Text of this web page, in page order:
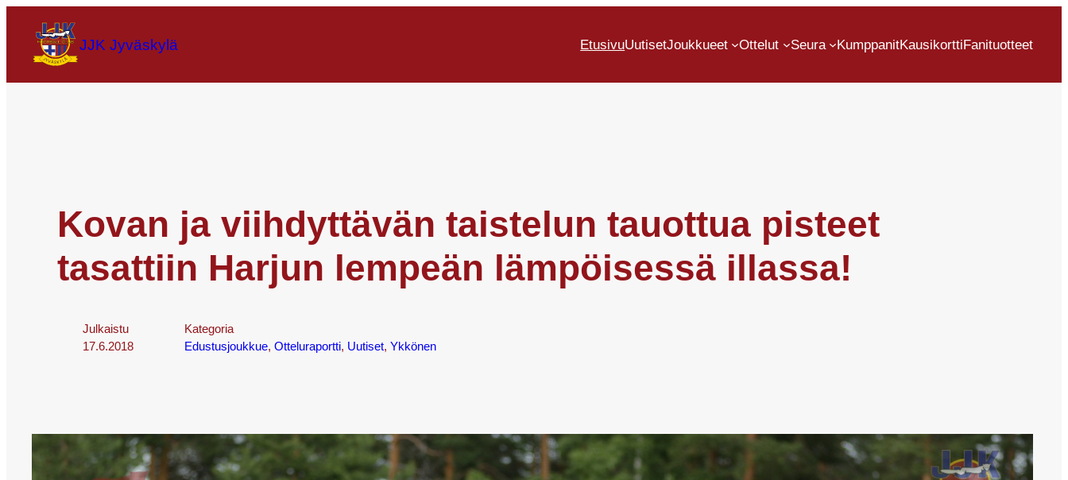
JJK Jyväskylä EtusivuUutisetJoukkueet Ottelut Seura KumppanitKausikorttiFanituotteet
Kovan ja viihdyttävän taistelun tauottua pisteet
tasattiin Harjun lempeän lämpöisessä illassa!
Julkaistu
17.6.2018
Kategoria
Edustusjoukkue, Otteluraportti, Uutiset, Ykkönen